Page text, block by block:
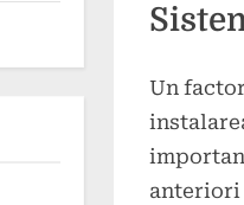
Un
anteriori